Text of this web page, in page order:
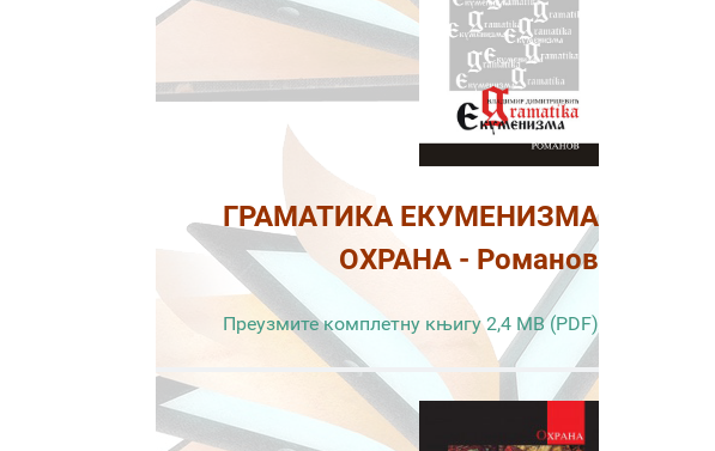
ГРАМАТИКА ЕКУМЕНИЗМА
ОХРАНА - Романов
Преузмите комплетну књигу 2,4 MB (PDF)